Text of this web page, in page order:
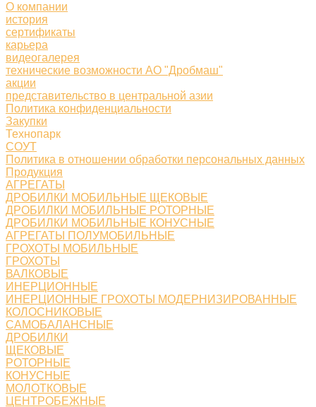
О компании
история
сертификаты
карьера
видеогалерея
технические возможности АО "Дробмаш"
акции
представительство в центральной азии
Политика конфиденциальности
Закупки
Технопарк
СОУТ
Политика в отношении обработки персональных данных
Продукция
АГРЕГАТЫ
ДРОБИЛКИ МОБИЛЬНЫЕ ЩЕКОВЫЕ
ДРОБИЛКИ МОБИЛЬНЫЕ РОТОРНЫЕ
ДРОБИЛКИ МОБИЛЬНЫЕ КОНУСНЫЕ
АГРЕГАТЫ ПОЛУМОБИЛЬНЫЕ
ГРОХОТЫ МОБИЛЬНЫЕ
ГРОХОТЫ
ВАЛКОВЫЕ
ИНЕРЦИОННЫЕ
ИНЕРЦИОННЫЕ ГРОХОТЫ МОДЕРНИЗИРОВАННЫЕ
КОЛОСНИКОВЫЕ
САМОБАЛАНСНЫЕ
ДРОБИЛКИ
ЩЕКОВЫЕ
РОТОРНЫЕ
КОНУСНЫЕ
МОЛОТКОВЫЕ
ЦЕНТРОБЕЖНЫЕ